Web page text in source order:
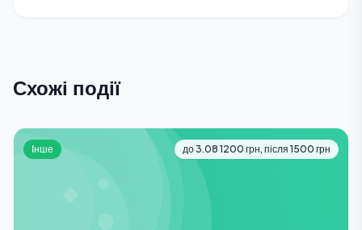
Схожі події
Інше до 3.08 1200 грн, після 1500 грн